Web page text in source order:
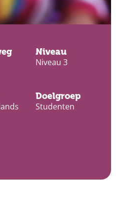
Niveau
Niveau 3
Doelgroep
Studenten